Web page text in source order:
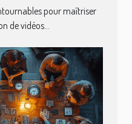
pour maîtriser
de vidéos...